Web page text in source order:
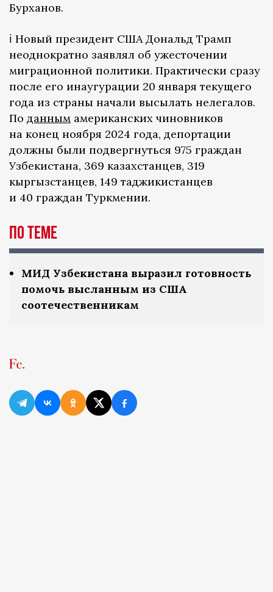
Бурханов.
ℹ️ Новый президент США Дональд Трамп
неоднократно заявлял об ужесточении
миграционной политики. Практически сразу
после его инаугурации 20 января текущего
года из страны начали высылать нелегалов.
По данным американских чиновников
на конец ноября 2024 года, депортации
должны были подвергнуться 975 граждан
Узбекистана, 369 казахстанцев, 319
кыргызстанцев, 149 таджикистанцев
и 40 граждан Туркмении.
По теме
МИД Узбекистана выразил готовность
помочь высланным из США
соотечественникам